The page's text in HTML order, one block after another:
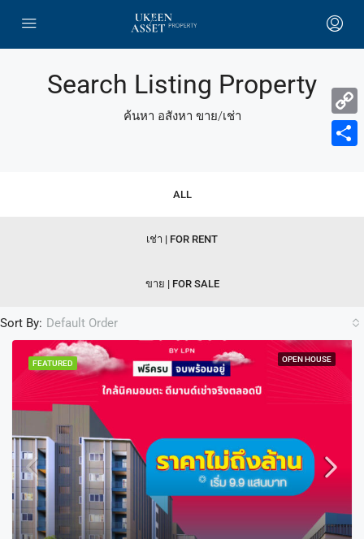
Search Listing Property
ค้นหา อสังหา ขาย/เช่า
ALL
เช่า | FOR RENT
ขาย | FOR SALE
Sort By: Default Order
FEATURED OPEN HOUSE
Copy